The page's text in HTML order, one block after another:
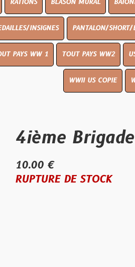
BLASON MURAL BAÏONNETTES
PANTALON/SHORT/BERMUDA
1 TOUT PAYS WW2 US 1946 À NOS
WWII US COPIE WWII US
Brigade
DE STOCK